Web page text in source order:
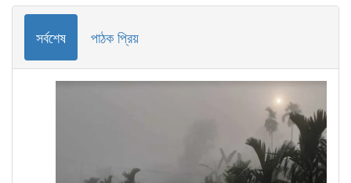
সর্বশেষ পাঠক প্রিয়